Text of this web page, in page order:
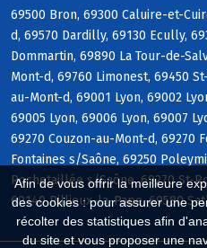
Afin de vous offrir la meilleure
des cookies : pour assurer une
récolter des statistiques afin
du site et vous proposer une
69500 Bron, 69300 Caluire-et-
d, 69570 Dardilly, 69130 Ecully,
Dommartin, 69890 La Tour-de-
Mont-d, 69760 Limonest, 69450
au-Mont-d, 69001 Lyon, 69002
69005 Lyon, 69006 Lyon, 69007
69270 Couzon-au-Mont-d, 69270
Fontaines s/Saône, 69250
Rochetaillée s/Saône, 69270 St-
69140 Rillieux-la-Pape, 69580